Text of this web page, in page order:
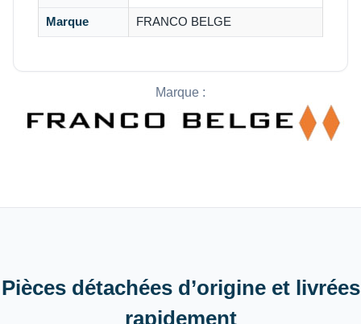
Marque FRANCO BELGE
Marque :
Pièces détachées d’origine et livrées
rapidement